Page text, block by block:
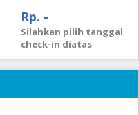
Rp. -
Silahkan pilih tanggal
check-in diatas